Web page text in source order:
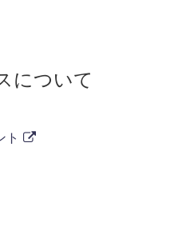
について
ト